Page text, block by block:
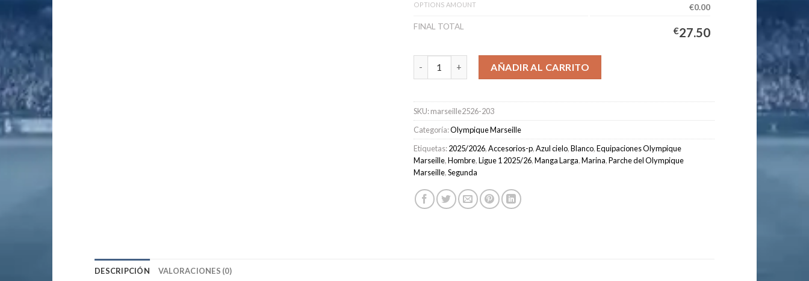
OPTIONS AMOUNT
€0.00
FINAL TOTAL
€27.50
Camiseta Marseille Segunda Equipación Hombre 2025/2026 Manga Larga cantidad
AÑADIR AL CARRITO
SKU:marseille2526-203
Categoría:Olympique Marseille
Etiquetas:2025/2026,Accesorios-p,Azul cielo,Blanco,Equipaciones Olympique
Marseille,Hombre,Ligue 1 2025/26,Manga Larga,Marina,Parche del Olympique
Marseille,Segunda
DESCRIPCIÓN VALORACIONES (0)